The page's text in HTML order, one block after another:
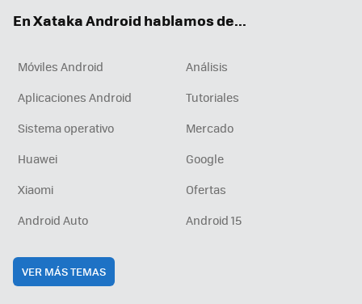
En Xataka Android hablamos de...
Móviles Android
Análisis
Aplicaciones Android
Tutoriales
Sistema operativo
Mercado
Huawei
Google
Xiaomi
Ofertas
Android Auto
Android 15
VER MÁS TEMAS